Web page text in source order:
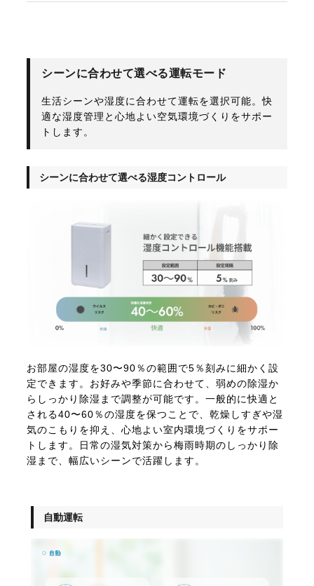
シーンに合わせて選べる運転モード
生活シーンや湿度に合わせて運転を選択可能。快
適な湿度管理と心地よい空気環境づくりをサポー
トします。
シーンに合わせて選べる湿度コントロール
お部屋の湿度を30〜90％の範囲で5％刻みに細かく設
定できます。お好みや季節に合わせて、弱めの除湿か
らしっかり除湿まで調整が可能です。一般的に快適と
される40〜60％の湿度を保つことで、乾燥しすぎや湿
気のこもりを抑え、心地よい室内環境づくりをサポー
トします。日常の湿気対策から梅雨時期のしっかり除
湿まで、幅広いシーンで活躍します。
自動運転